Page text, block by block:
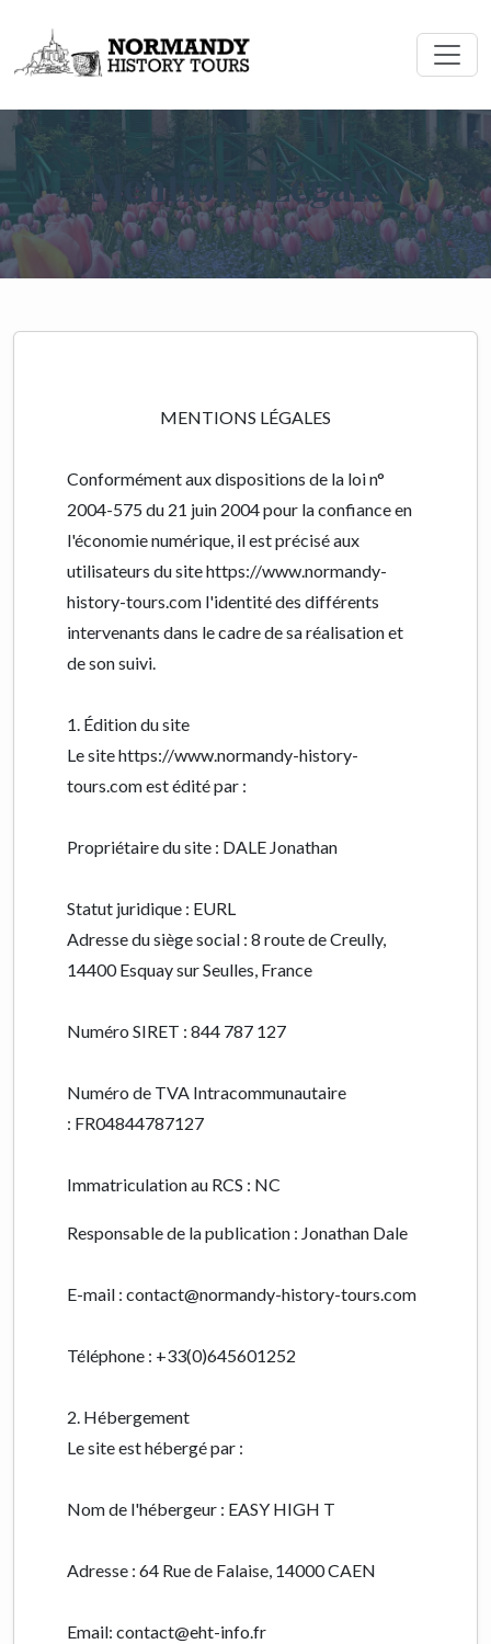
Mentions Légales
MENTIONS LÉGALES
Conformément aux dispositions de la loi n°
2004-575 du 21 juin 2004 pour la confiance en
l'économie numérique, il est précisé aux
utilisateurs du site https://www.normandy-
history-tours.com l'identité des différents
intervenants dans le cadre de sa réalisation et
de son suivi.
1. Édition du site
Le site https://www.normandy-history-
tours.com est édité par :
Propriétaire du site : DALE Jonathan
Statut juridique : EURL
Adresse du siège social : 8 route de Creully,
14400 Esquay sur Seulles, France
Numéro SIRET : 844 787 127
Numéro de TVA Intracommunautaire
: FR04844787127
Immatriculation au RCS : NC
Responsable de la publication : Jonathan Dale
E-mail : contact@normandy-history-tours.com
Téléphone : +33(0)645601252
2. Hébergement
Le site est hébergé par :
Nom de l'hébergeur : EASY HIGH T
Adresse : 64 Rue de Falaise, 14000 CAEN
Email: contact@eht-info.fr